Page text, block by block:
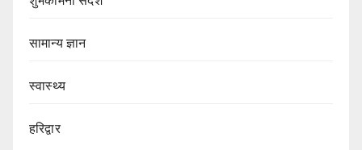
सामान्य ज्ञान
स्वास्थ्य
हरिद्वार